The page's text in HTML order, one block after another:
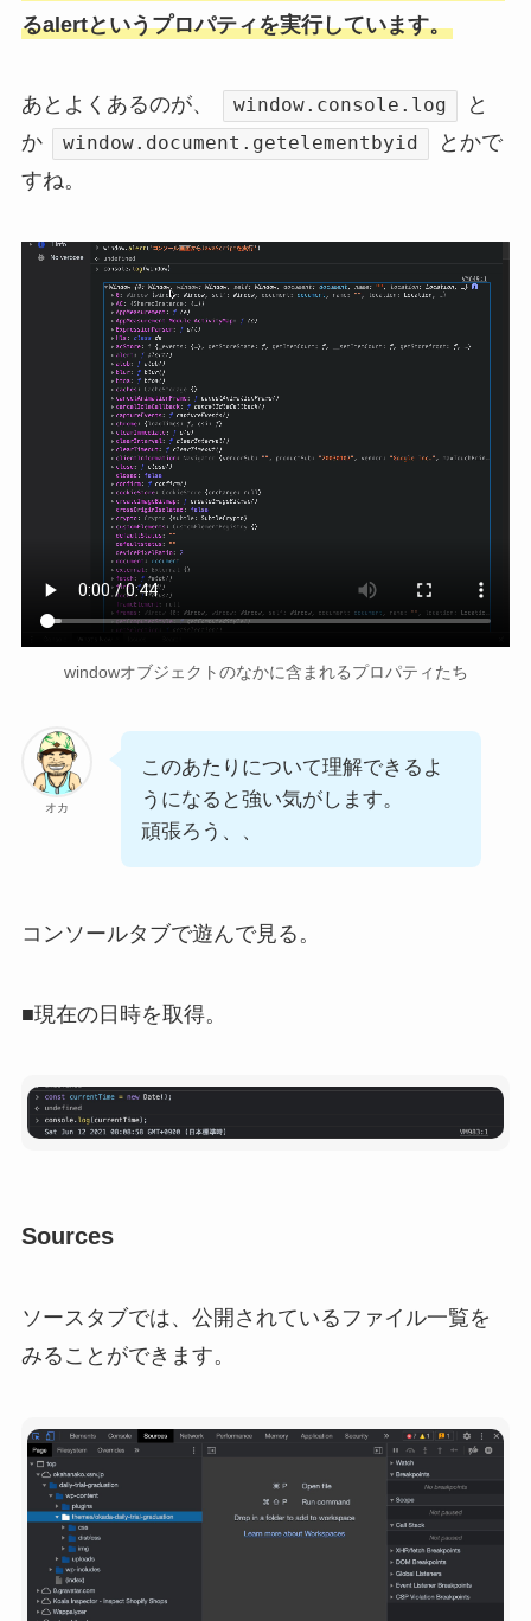
るalertというプロパティを実行しています。
あとよくあるのが、 window.console.log
と
か
window.document.getelementbyid
とかで
すね。
windowオブジェクトのなかに含まれるプロパティたち
オカ
このあたりについて理解できるよ
うになると強い気がします。
頑張ろう、、
コンソールタブで遊んで見る。
■現在の日時を取得。
Sources
ソースタブでは、公開されているファイル一覧を
みることができます。